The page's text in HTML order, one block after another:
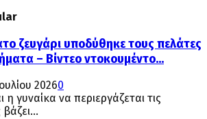
ζευγάρι υποδύθηκε τους πελάτες
– Βίντεο ντοκουμέντο...
20260
η γυναίκα να περιεργάζεται τις